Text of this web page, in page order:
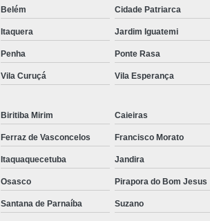
Pigmentação de Cabelo
Pigmentação na Careca
Preenchimento Capilar Central
Preenchimento Capilar com
Preenchimento Capilar
Preenchimento Capilar na
Preenchimento Capilar
Belém Cidade Patriarca
Itaquera Jardim Iguatemi
Penha Ponte Rasa
Vila Curuçá Vila Esperança
Biritiba Mirim Caieiras
Ferraz de Vasconcelos Francisco Morato
Itaquaquecetuba Jandira
Osasco Pirapora do Bom Jesus
Santana de Parnaíba Suzano